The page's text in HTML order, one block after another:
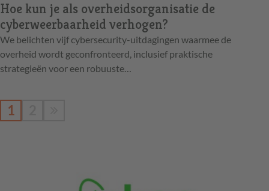
Hoe kun je als overheidsorganisatie de
cyberweerbaarheid verhogen?
We belichten vijf cybersecurity-uitdagingen waarmee de
overheid wordt geconfronteerd, inclusief praktische
strategieën voor een robuuste…
1